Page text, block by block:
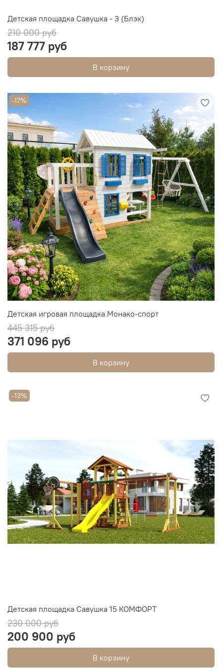
Детская площадка Савушка - 3 (Блэк)
210 000 руб
187 777 руб
В корзину
-17%
Детская игровая площадка Монако-спорт
445 315 руб
371 096 руб
В корзину
-13%
Детская площадка Савушка 15 КОМФОРТ
230 000 руб
200 900 руб
В корзину